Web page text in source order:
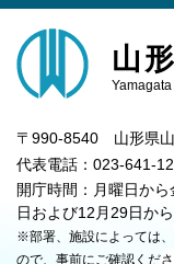
山
〒990-8540 山形県
代表電話：023-641-
開庁時間：月曜日か
日および12月29日か
※部署、施設によっては
ので、事前にご確認くださ